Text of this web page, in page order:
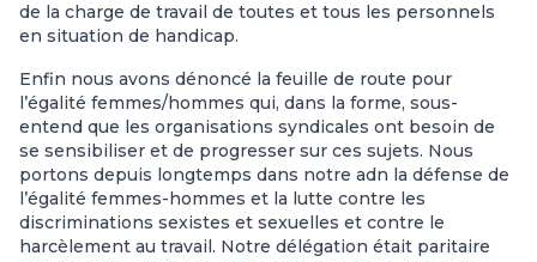
de la charge de travail de toutes et tous les personnels
en situation de handicap.
Enfin nous avons dénoncé la feuille de route pour
l’égalité femmes/hommes qui, dans la forme, sous-
entend que les organisations syndicales ont besoin de
se sensibiliser et de progresser sur ces sujets. Nous
portons depuis longtemps dans notre adn la défense de
l’égalité femmes-hommes et la lutte contre les
discriminations sexistes et sexuelles et contre le
harcèlement au travail. Notre délégation était paritaire